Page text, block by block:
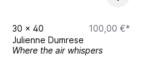
30 x 40
100,00 €*
Julienne Dumrese
Where the air whispers